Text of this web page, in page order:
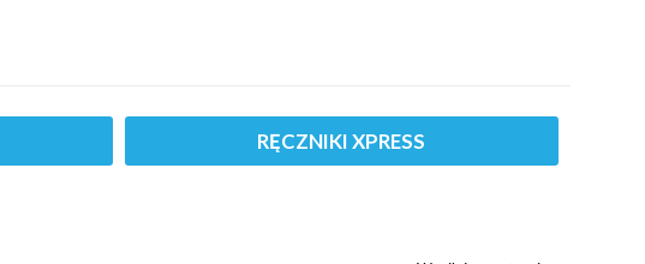
RĘCZNIKI XPRESS